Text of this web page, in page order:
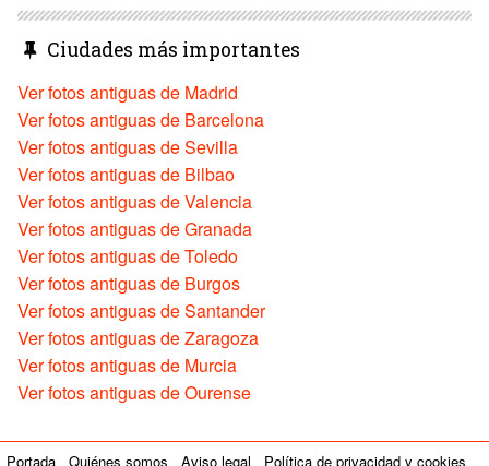
Ciudades más importantes
Ver fotos antiguas de Madrid
Ver fotos antiguas de Barcelona
Ver fotos antiguas de Sevilla
Ver fotos antiguas de Bilbao
Ver fotos antiguas de Valencia
Ver fotos antiguas de Granada
Ver fotos antiguas de Toledo
Ver fotos antiguas de Burgos
Ver fotos antiguas de Santander
Ver fotos antiguas de Zaragoza
Ver fotos antiguas de Murcia
Ver fotos antiguas de Ourense
Portada Quiénes somos Aviso legal Política de privacidad y cookies